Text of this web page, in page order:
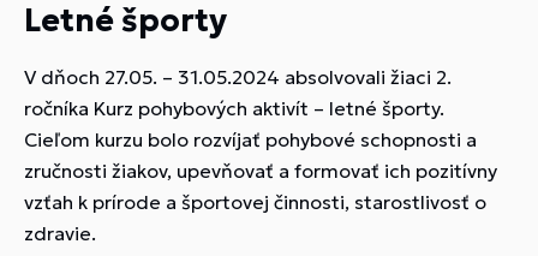
Letné športy
V dňoch 27.05. – 31.05.2024 absolvovali žiaci 2.
ročníka Kurz pohybových aktivít – letné športy.
Cieľom kurzu bolo rozvíjať pohybové schopnosti a
zručnosti žiakov, upevňovať a formovať ich pozitívny
vzťah k prírode a športovej činnosti, starostlivosť o
zdravie.